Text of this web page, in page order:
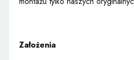
Założenia